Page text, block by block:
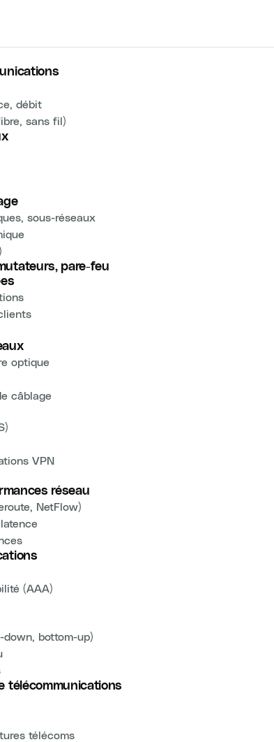
débit
sans fil)
sous-réseaux
pare-feu
optique
câblage
VPN
réseau
NetFlow)
(AAA)
down, bottom-up)
télécommunications
télécoms